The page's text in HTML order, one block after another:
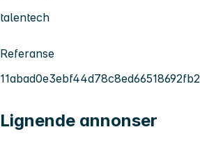
talentech
Referanse
11abad0e3ebf44d78c8ed66518692fb2
Lignende annonser